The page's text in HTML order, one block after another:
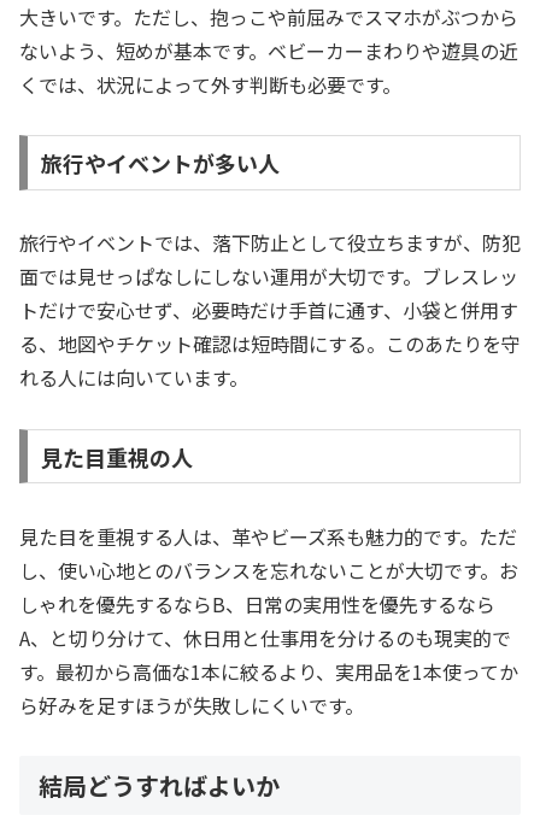
大きいです。ただし、抱っこや前屈みでスマホがぶつから
ないよう、短めが基本です。ベビーカーまわりや遊具の近
くでは、状況によって外す判断も必要です。
旅行やイベントが多い人
旅行やイベントでは、落下防止として役立ちますが、防犯
面では見せっぱなしにしない運用が大切です。ブレスレッ
トだけで安心せず、必要時だけ手首に通す、小袋と併用す
る、地図やチケット確認は短時間にする。このあたりを守
れる人には向いています。
見た目重視の人
見た目を重視する人は、革やビーズ系も魅力的です。ただ
し、使い心地とのバランスを忘れないことが大切です。お
しゃれを優先するならB、日常の実用性を優先するなら
A、と切り分けて、休日用と仕事用を分けるのも現実的で
す。最初から高価な1本に絞るより、実用品を1本使ってか
ら好みを足すほうが失敗しにくいです。
結局どうすればよいか